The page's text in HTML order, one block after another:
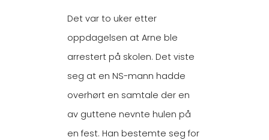
Det var to uker etter
oppdagelsen at Arne ble
arrestert på skolen. Det viste
seg at en NS-mann hadde
overhørt en samtale der en
av guttene nevnte hulen på
en fest. Han bestemte seg for